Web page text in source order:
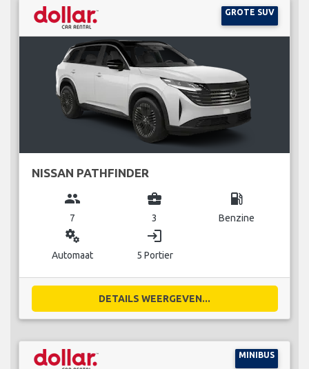
GROTE SUV
NISSAN PATHFINDER
group
7
business_center
3
local_gas_station
Benzine
miscellaneous_services
Automaat
login
5 Portier
DETAILS WEERGEVEN...
MINIBUS